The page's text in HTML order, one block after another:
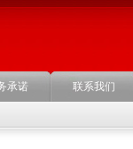
承诺 联系我们